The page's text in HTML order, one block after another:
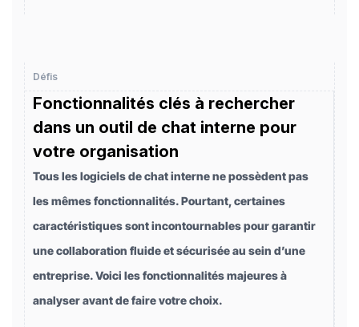
Défis
Fonctionnalités clés à rechercher
dans un outil de chat interne pour
votre organisation
Tous les logiciels de chat interne ne possèdent pas
les mêmes fonctionnalités. Pourtant, certaines
caractéristiques sont incontournables pour garantir
une collaboration fluide et sécurisée au sein d’une
entreprise. Voici les fonctionnalités majeures à
analyser avant de faire votre choix.